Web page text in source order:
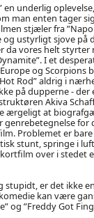
en underlig
man enten tager
stjæler fra
ustyrligt sjove på
da vores helt
I et
og Scorpions
Rod” aldrig i
på dupperne -
Akiva
ærgeligt at
genrebetegnelse
Problemet er
stunt, springe i
over i stedet
er det ikke
kan være
og ”Freddy Got